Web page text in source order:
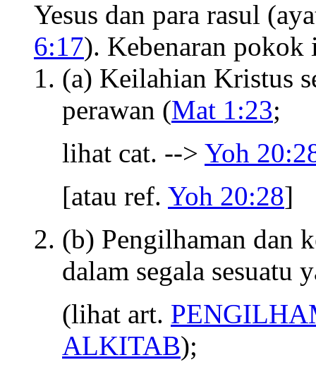
Yesus dan para rasul
6:17). Kebenaran
(a) Keilahian Kristus
perawan (Mat 1:23;
lihat cat. --> Yoh
[atau ref. Yoh 20:28]
(b) Pengilhaman dan
dalam segala sesuatu
(lihat art.
ALKITAB);